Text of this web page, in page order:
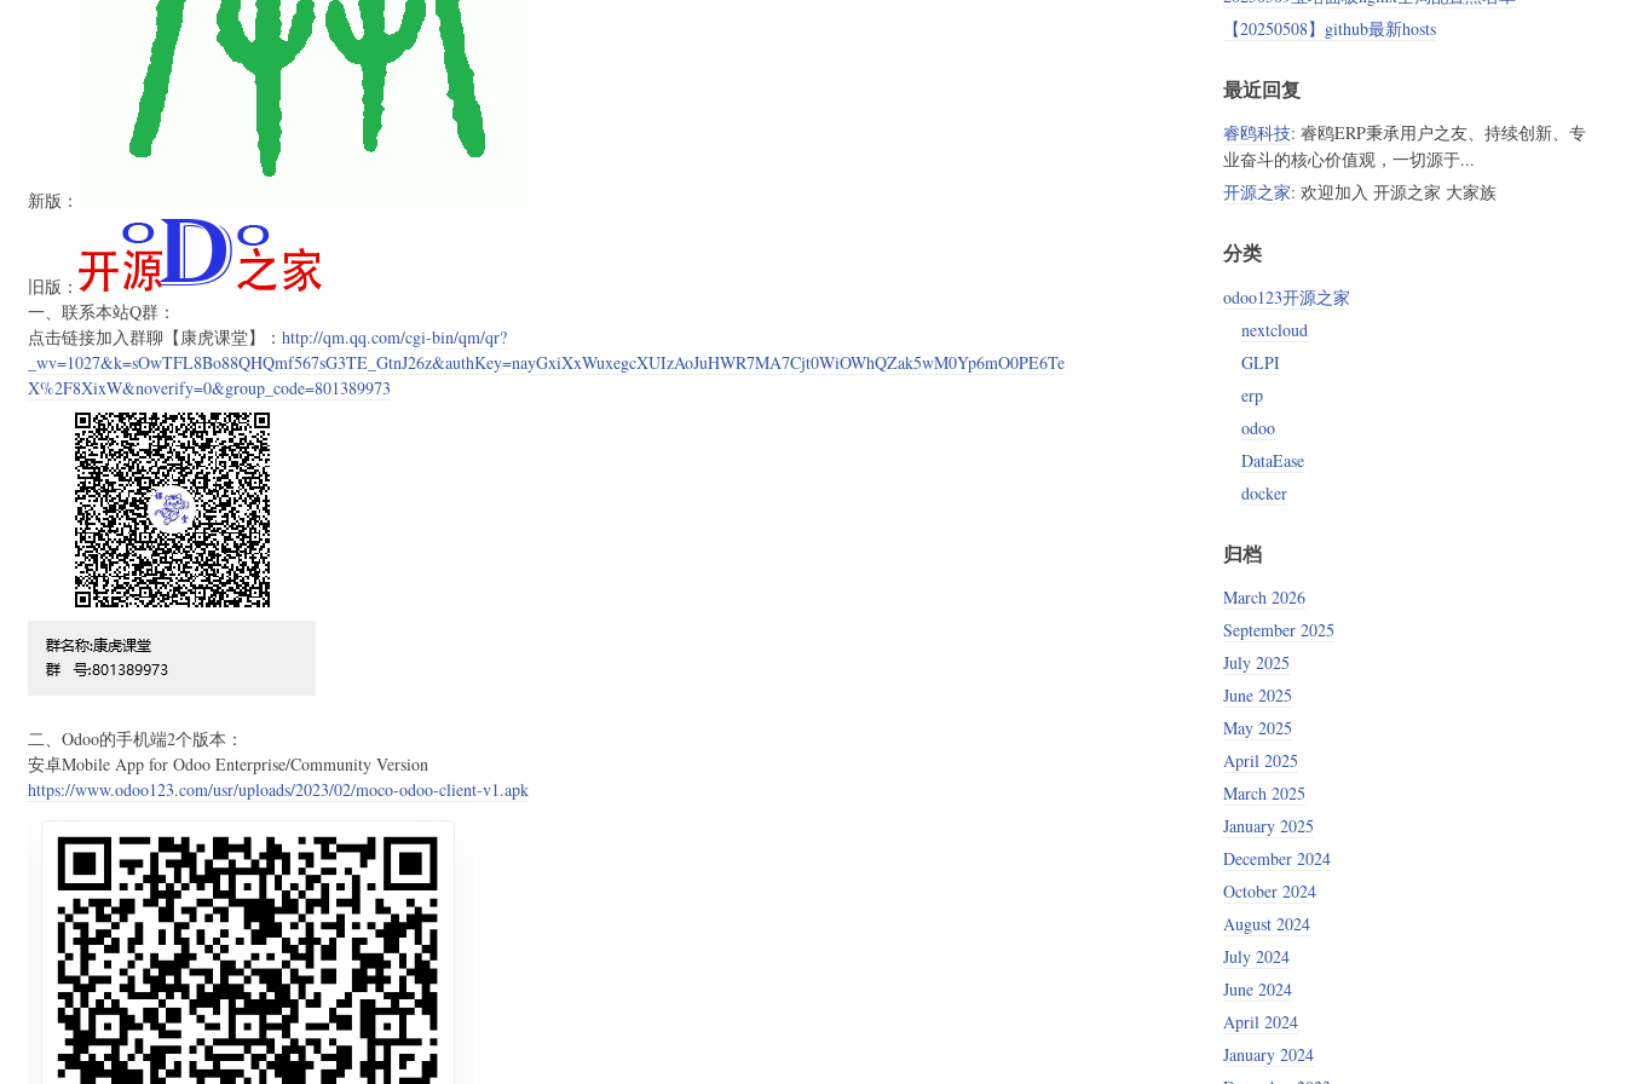
新版：
旧版：
一、联系本站Q群：
点击链接加入群聊【康虎课堂】：http://qm.qq.com/cgi-bin/qm/qr?
_wv=1027&k=sOwTFL8Bo88QHQmf567sG3TE_GtnJ26z&authKey=nayGxiXxWuxegcXUIzAoJuHWR7MA7Cjt0WiOWhQZak5wM0Yp6mO0PE6Te
X%2F8XixW&noverify=0&group_code=801389973
二、Odoo的手机端2个版本：
安卓Mobile App for Odoo Enterprise/Community Version
https://www.odoo123.com/usr/uploads/2023/02/moco-odoo-client-v1.apk
【20250508】github最新hosts
最近回复
睿鸥科技: 睿鸥ERP秉承用户之友、持续创新、专
业奋斗的核心价值观，一切源于...
开源之家: 欢迎加入 开源之家 大家族
分类
odoo123开源之家
nextcloud
GLPI
erp
odoo
DataEase
docker
归档
March 2026
September 2025
July 2025
June 2025
May 2025
April 2025
March 2025
January 2025
December 2024
October 2024
August 2024
July 2024
June 2024
April 2024
January 2024